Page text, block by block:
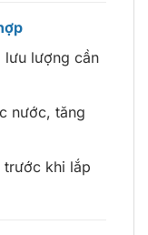
lưu lượng cần
nước, tăng
trước khi lắp